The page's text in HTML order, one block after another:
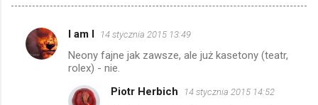
K
o
I am I 14 stycznia 2015 13:49
Neony fajne jak zawsze, ale już kasetony (teatr,
rolex) - nie.
Piotr Herbich 14 stycznia 2015 14:52